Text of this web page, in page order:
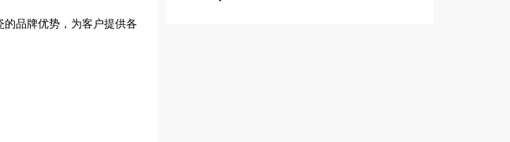
品牌优势，为客户提供各